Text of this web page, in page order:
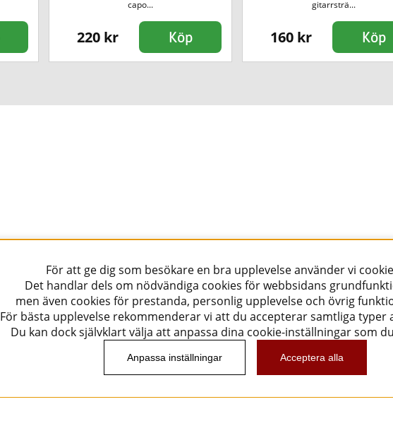
capo...
220 kr Köp
gitarrsträ...
160 kr Köp
För att ge dig som besökare en bra upplevelse använder vi
Det handlar dels om nödvändiga cookies för webbsidans
men även cookies för prestanda, personlig upplevelse och övrig
För bästa upplevelse rekommenderar vi att du accepterar samtliga typer
Du kan dock självklart välja att anpassa dina cookie-inställningar som
Anpassa inställningar Acceptera alla